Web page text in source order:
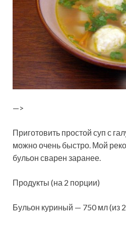
—>
Приготовить простой суп с
можно очень быстро. Мой
бульон сварен заранее.
Продукты (на 2 порции)
Бульон куриный — 750 мл (из